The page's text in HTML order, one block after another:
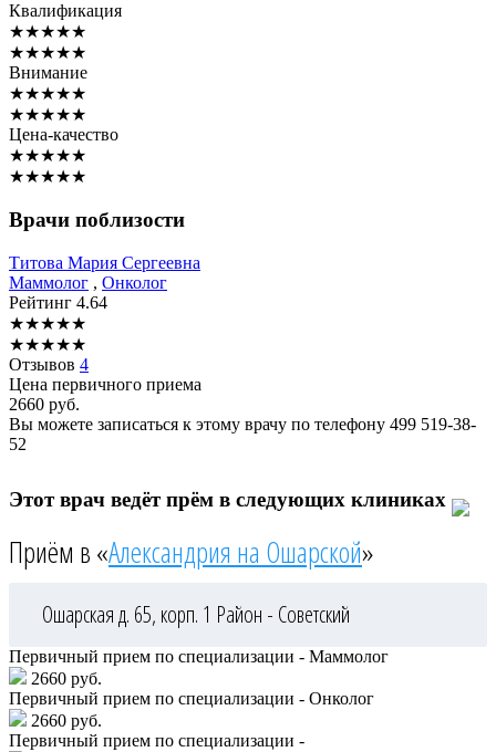
Квалификация
★★★★★
★★★★★
Внимание
★★★★★
★★★★★
Цена-качество
★★★★★
★★★★★
Врачи поблизости
Титова Мария Сергеевна
Маммолог , Онколог
Рейтинг 4.64
★★★★★
★★★★★
Отзывов 4
Цена первичного приема
2660 руб.
Вы можете записаться к этому врачу по телефону 499 519-38-
52
Этот врач ведёт прём в следующих клиниках
Приём в «Александрия на Ошарской»
Ошарская д. 65, корп. 1 Район - Советский
Первичный прием по специализации - Маммолог
2660 руб.
Первичный прием по специализации - Онколог
2660 руб.
Первичный прием по специализации -